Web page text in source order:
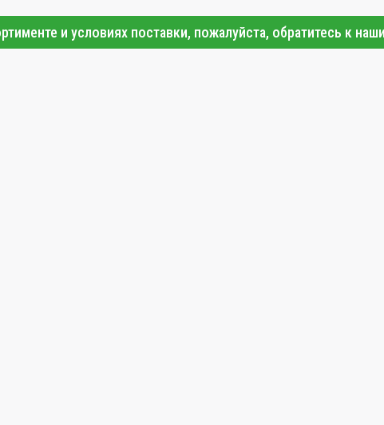
и условиях поставки, пожалуйста, обратитесь к